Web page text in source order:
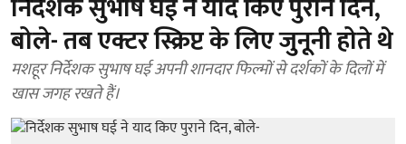
निर्देशक सुभाष घई ने याद किए पुराने दिन,
बोले- तब एक्टर स्क्रिप्ट के लिए जुनूनी होते थे
मशहूर निर्देशक सुभाष घई अपनी शानदार फिल्मों से दर्शकों के दिलों में
खास जगह रखते हैं।